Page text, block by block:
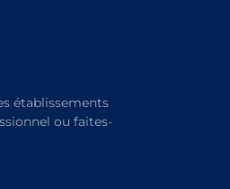
établissements
ou faites-